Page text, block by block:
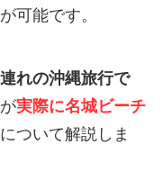
可能です。
れの沖縄旅行で
実際に名城ビーチ
ついて解説しま